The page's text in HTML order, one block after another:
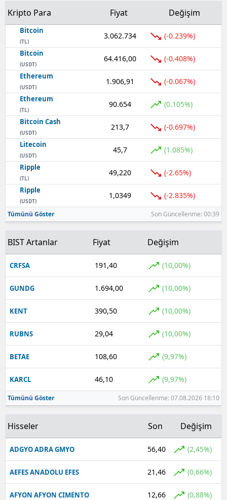
Kripto Para Fiyat Değişim
Bitcoin
(TL)
3.062.734 (-0.239%)
Bitcoin
(USDT)
64.416,00 (-0.408%)
Ethereum
(USDT)
1.906,91 (-0.067%)
Ethereum
(TL)
90.654 (0.105%)
Bitcoin Cash
(USDT)
213,7 (-0.697%)
Litecoin
(USDT)
45,7 (1.085%)
Ripple
(TL)
49,220 (-2.65%)
Ripple
(USDT)
1,0349 (-2.835%)
Tümünü Göster Son Güncellenme: 00:39
BIST Artanlar Fiyat Değişim
CRFSA 191,40 (10,00%)
GUNDG 1.694,00 (10,00%)
KENT 390,50 (10,00%)
RUBNS 29,04 (10,00%)
BETAE 108,60 (9,97%)
KARCL 46,10 (9,97%)
Tümünü Göster Son Güncellenme: 07.08.2026 18:10
Hisseler Son Değişim
ADGYO ADRA GMYO 56,40 (2,45%)
AEFES ANADOLU EFES 21,46 (0,66%)
AFYON AFYON CIMENTO 12,66 (0,88%)